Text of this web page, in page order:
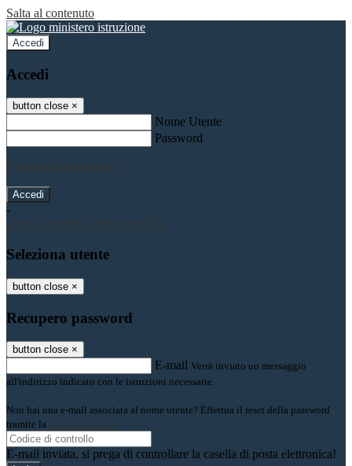
Salta al contenuto
Accedi
Accedi
button close ×
Nome Utente
Password
Password dimenticata?
-
Entra con SPID
Entra con CIE
Seleziona utente
button close ×
Recupero password
button close ×
E-mail Verrà inviato un messaggio
all'indirizzo indicato con le istruzioni necessarie.
Non hai una e-mail associata al nome utente? Effettua il reset della password
tramite la
Login Spaggiari
E-mail inviata, si prega di controllare la casella di posta elettronica!